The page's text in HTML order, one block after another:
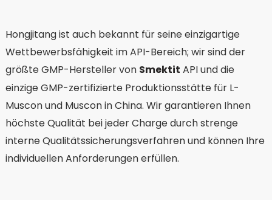
Hongjitang ist auch bekannt für seine einzigartige
Wettbewerbsfähigkeit im API-Bereich; wir sind der
größte GMP-Hersteller von Smektit API und die
einzige GMP-zertifizierte Produktionsstätte für L-
Muscon und Muscon in China. Wir garantieren Ihnen
höchste Qualität bei jeder Charge durch strenge
interne Qualitätssicherungsverfahren und können Ihre
individuellen Anforderungen erfüllen.